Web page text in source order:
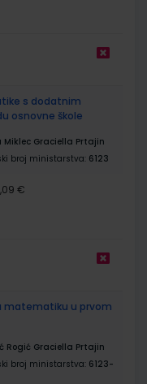
s dodatnim
osnovne škole
Miklec Graciella Prtajin
broj ministarstva: 6123
€
matematiku u prvom
Rogić Graciella Prtajin
broj ministarstva: 6123-